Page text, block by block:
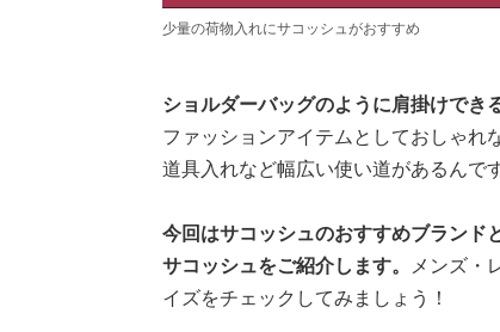
少量の荷物入れにサコッシュがおすすめ
ショルダーバッグのように肩掛けでき
ファッションアイテムとしておしゃれ
道具入れなど幅広い使い道があるんです
今回はサコッシュのおすすめブランド
サコッシュをご紹介します。
メンズ・
イズをチェックしてみましょう！